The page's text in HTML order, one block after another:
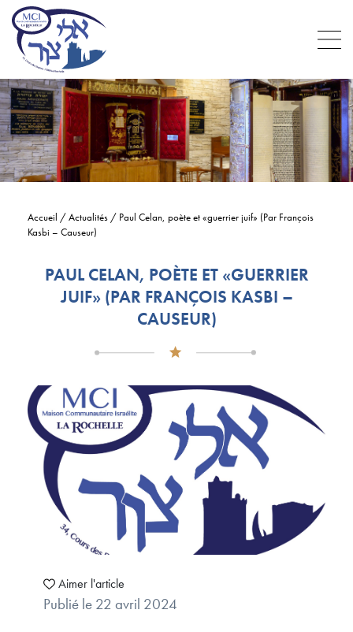
Accueil /Actualités / Paul Celan, poète et «guerrier juif» (Par François
Kasbi – Causeur)
PAUL CELAN, POÈTE ET «GUERRIER
JUIF» (PAR FRANÇOIS KASBI –
CAUSEUR)
Aimer l'article
Publié le 22 avril 2024